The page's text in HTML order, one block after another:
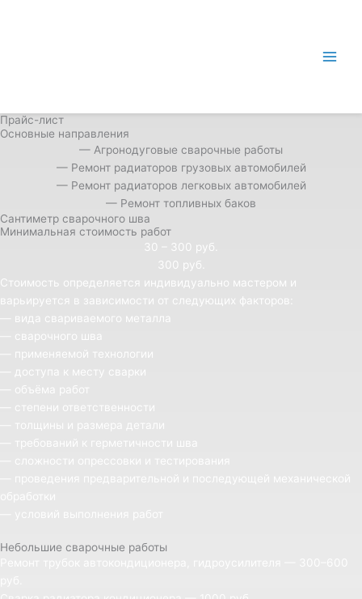
Прайс-лист
Основные направления
— Агронодуговые сварочные работы
— Ремонт радиаторов грузовых автомобилей
— Ремонт радиаторов легковых автомобилей
— Ремонт топливных баков
Сантиметр сварочного шва
Минимальная стоимость работ
30 – 300 руб.
300 руб.
Стоимость определяется индивидуально мастером и
варьируется в зависимости от следующих факторов:
— вида свариваемого металла
— сварочного шва
— применяемой технологии
— доступа к месту сварки
— объёма работ
— степени ответственности
— толщины и размера детали
— требований к герметичности шва
Небольшие сварочные работы